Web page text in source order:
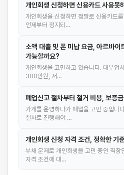
개인회생 신청하면 신용카드 사용못
개인회생을 신청하면 정말로 신용카드
언제부터 정지되…
소액 대출 및 폰 미납 요금, 아르바이
가능할까요?
개인회생을 고민하고 있습니다. 대부업
300만원, 저…
폐업신고 절차부터 철거 비용, 보증금
가게를 운영하다가 폐업을 고민 중입니
절차로 진행해야 …
개인회생 신청 자격 조건, 정확한 기
부채 문제로 개인회생을 고민 중인 직장
자격 조건에 대…